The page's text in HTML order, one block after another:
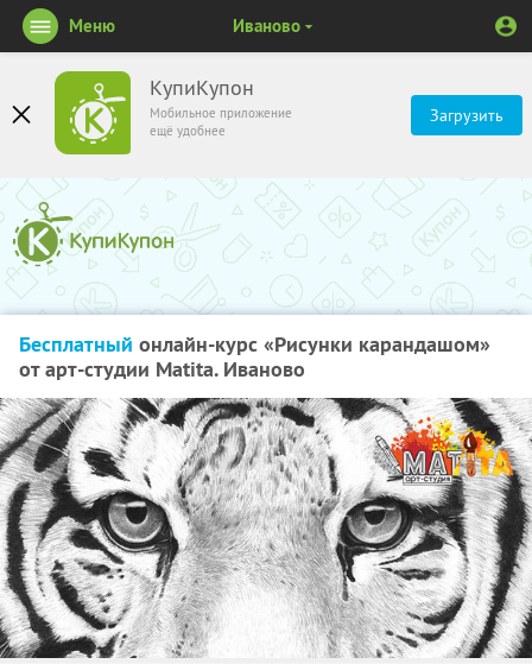
КупиКупон
Мобильное приложение
ещё удобнее
Загрузить
Меню Иваново
Бесплатный онлайн-курс «Рисунки карандашом»
от арт-студии Matita. Иваново